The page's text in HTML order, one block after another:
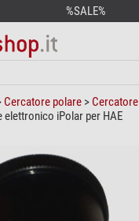
%SALE%
Cercatore polare > Cercatore
iPolar per HAE